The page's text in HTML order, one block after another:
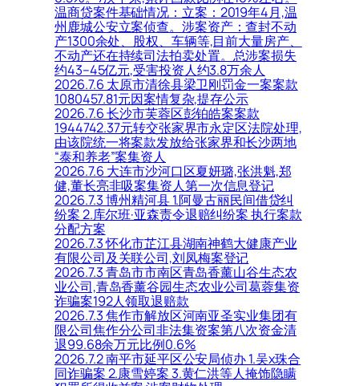
温商贷案件基础情况：立案：2019年4月,温
州鹿城公安立案侦查。涉案资产：查封不动
产1300余处、股权、车辆等,目前大量房产、
不动产还在持续司法拍卖处置。总涉案损失
约43–45亿元,受害投资人约3.8万余人
2026.7.6 太原市清徐县梁卫刚罚金一案案款
1080457.81元因案情复杂,提存公示
2026.7.6 长沙市芙蓉区彭铂皓案案款
1944742.37元转交张家界市永定区法院处理,
由该院统一将案款发放给张家界和长沙两地
“泰和养老”案集资人
2026.7.6 大连市沙河口区夏妍璐,张洪魁,郑
健,董长亮非吸案集资人第一次信息登记
2026.7.3 博州精河县 1.阿曼古丽民间借贷纠
纷案 2.库尔班·亚森责令退赔纠纷案 执行案款
分配方案
2026.7.3 怀化市芷江县湖南神鹤大健康产业
有限公司及关联公司,刘凤梅案登记
2026.7.3 青岛市市南区青岛香薰山谷生态农
业公司,青岛香薰谷园生态农业公司葛蓉集资
诈骗案192人领取退赔款
2026.7.3 焦作市解放区河南亚圣实业集团有
限公司焦作分公司非法集资案第八次资金清
退99.68余万元比例0.6%
2026.7.2 南平市延平区公安局侦办 1.吴x珠合
同诈骗案 2.康雪婷案 3.黄仁洪等人掩饰隐瞒